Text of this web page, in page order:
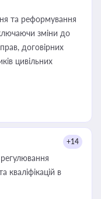
та реформування
зміни до
договірних
цивільних
+14
кваліфікацій в